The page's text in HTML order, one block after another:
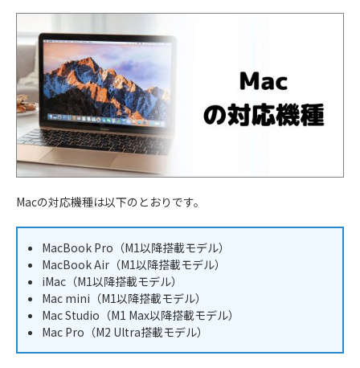
Macの対応機種は以下のとおりです。
MacBook Pro（M1以降搭載モデル）
MacBook Air（M1以降搭載モデル）
iMac（M1以降搭載モデル）
Mac mini（M1以降搭載モデル）
Mac Studio（M1 Max以降搭載モデル）
Mac Pro（M2 Ultra搭載モデル）